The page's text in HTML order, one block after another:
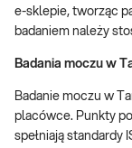
e-sklepie, tworząc
badaniem należy
Badania moczu w
Badanie moczu w
placówce. Punkty
spełniają standardy